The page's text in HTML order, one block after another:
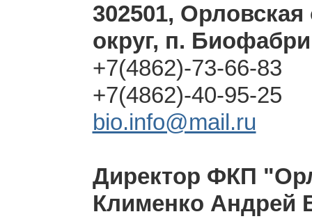
302501,
округ, п.
+7(4862)-73-66-83
+7(4862)-40-95-25
bio.info@mail.ru
Директор ФКП
Клименко Андрей